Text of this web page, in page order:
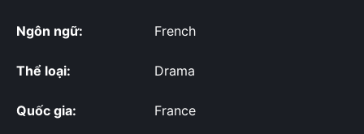
Ngôn ngữ: French
Thể loại: Drama
Quốc gia: France